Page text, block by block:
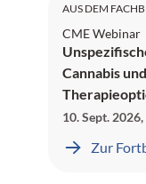
AUS DEM
CME Webinar
Cannabis
10. Sept. 2026,
Zur